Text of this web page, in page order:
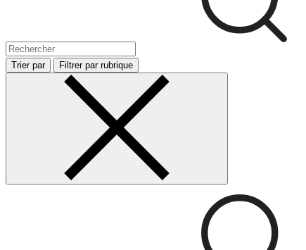
Trier par Filtrer par rubrique